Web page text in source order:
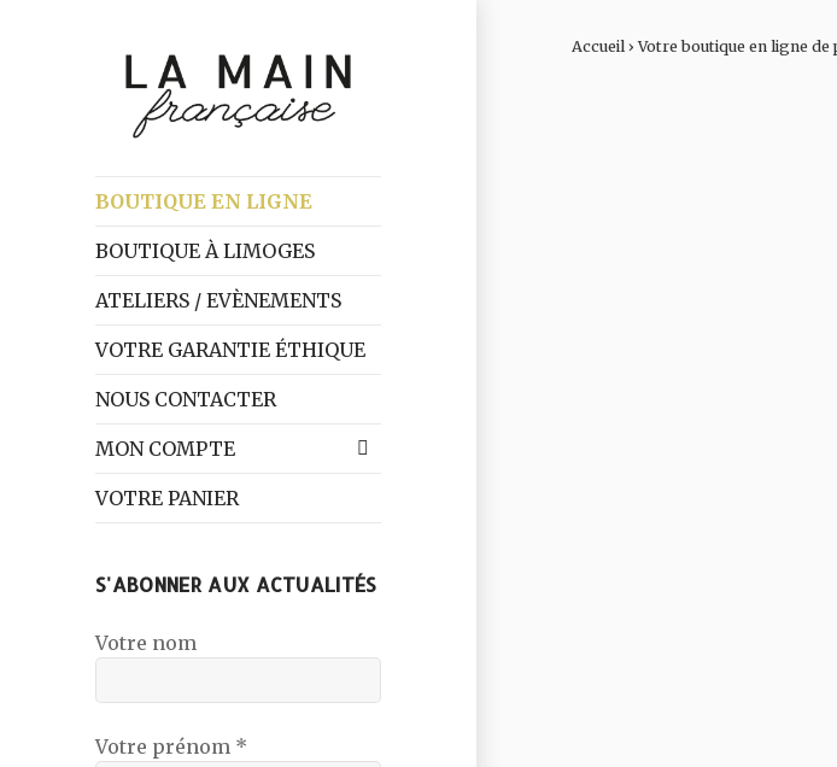
La Main Française
in France
BOUTIQUE EN LIGNE
BOUTIQUE À LIMOGES
ATELIERS / EVÈNEMENTS
VOTRE GARANTIE ÉTHIQUE
NOUS CONTACTER
MON COMPTE
VOTRE PANIER
S'ABONNER AUX ACTUALITÉS
Votre nom
Votre prénom *
Accueil ›Votre boutique en ligne